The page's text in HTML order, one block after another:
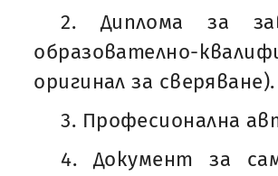
2. Диплома за
образователно-
оригинал за сверяване).
3. Професионална
4. Документ за